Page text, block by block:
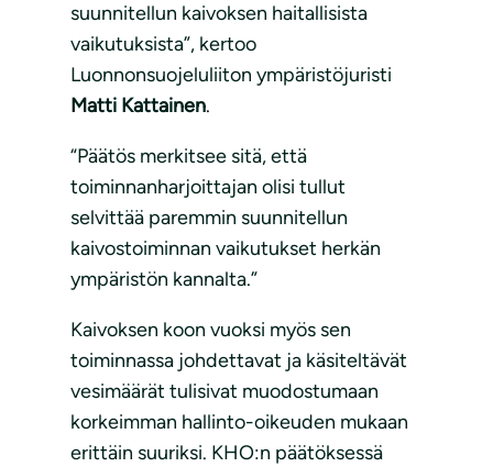
suunnitellun kaivoksen haitallisista
vaikutuksista”, kertoo
Luonnonsuojeluliiton ympäristöjuristi
Matti Kattainen.
“Päätös merkitsee sitä, että
toiminnanharjoittajan olisi tullut
selvittää paremmin suunnitellun
kaivostoiminnan vaikutukset herkän
ympäristön kannalta.”
Kaivoksen koon vuoksi myös sen
toiminnassa johdettavat ja käsiteltävät
vesimäärät tulisivat muodostumaan
korkeimman hallinto-oikeuden mukaan
erittäin suuriksi. KHO:n päätöksessä